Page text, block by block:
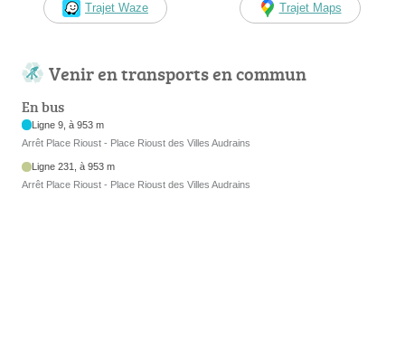
Trajet Waze Trajet Maps
Venir en transports en commun
En bus
Ligne 9, à 953 m
Arrêt Place Rioust - Place Rioust des Villes Audrains
Ligne 231, à 953 m
Arrêt Place Rioust - Place Rioust des Villes Audrains